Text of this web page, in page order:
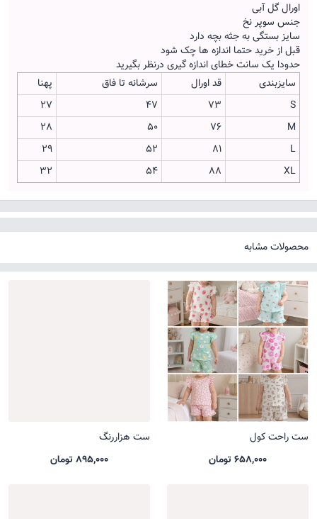
اورال گل آبی
جنس سوپر نخ
سایز بستگی به جثه بچه دارد
قبل از خرید حتما اندازه ها چک شود
حدودا یک سانت خطای اندازه گیری درنظر بگیرید
سایزبندی
قد اورال سرشانه تا فاق
پهنا
S
73
47
2۷
M
76
50
2۸
L
81
52
2۹
XL
88
54 ۳۲
محصولات مشابه
ست راحت کول
658,000 تومان
ست هزاررنگ
895,000 تومان